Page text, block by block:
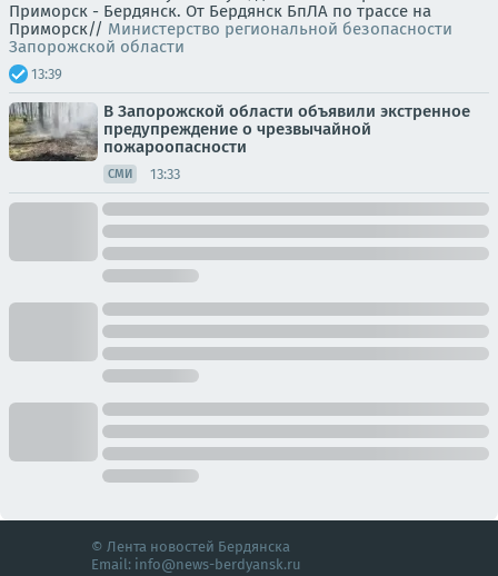
Приморск - Бердянск. От Бердянск БпЛА по трассе на
Приморск// Министерство региональной безопасности
Запорожской области
13:39
В Запорожской области объявили экстренное
предупреждение о чрезвычайной
пожароопасности
СМИ 13:33
© Лента новостей Бердянска
Email: info@news-berdyansk.ru